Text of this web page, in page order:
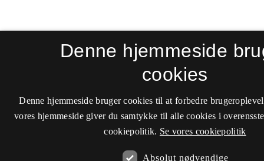
Denne hjemmeside
cookies
Denne hjemmeside bruger cookies til at forbedre
vores hjemmeside giver du samtykke til alle cookies i
cookiepolitik. Se vores cookiepolitik
Absolut nødvendige